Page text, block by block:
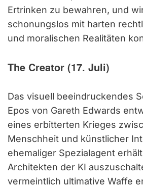
Ertrinken zu bewahren, und
schonungslos mit harten
und moralischen Realitäten
The Creator (17. Juli)
Das visuell beeindruckendes
Epos von Gareth Edwards
eines erbitterten Krieges
Menschheit und künstlicher
ehemaliger Spezialagent
Architekten der KI
vermeintlich ultimative Waffe